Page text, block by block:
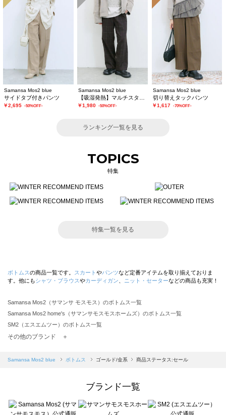
Samansa Mos2 blue
サイドタブ付きパンツ
￥2,695 -50%OFF-
Samansa Mos2 blue
￥1,980 -50%OFF-
Samansa Mos2 blue
切り替えタックパンツ
￥1,617 -70%OFF-
ランキング一覧を見る
TOPICS
特集
特集一覧を見る
ボトムスの商品一覧です。 スカート やパンツなど定番アイテムを取り揃えておりま
す。他にもシャツ・ブラウスやカーディガン ニット・セーターなどの商品も充実！
Samansa Mos2（サマンサ モスモス）のボトムス一覧
Samansa Mos2 home's（サマンサモスモスホームズ）のボトムス一覧
SM2（エスエムツー）のボトムス一覧
TSUHARU by Samansa Mos2（ツハルバイサマンサモスモス）のボトムス一覧
Samansa Mos2 blue（サマンサモスモス ブルー）のボトムス一覧
sō4ū（ソウフォーユー）のボトムス一覧
Te chichi（テチチ）のボトムス一覧
Te chichi CLASSIC（テチチ クラシック）のボトムス一覧
その他のブランド ＋
Samansa Mos2 blue ボトムス ゴールド/金系 商品ステータス:セール
ブランド一覧